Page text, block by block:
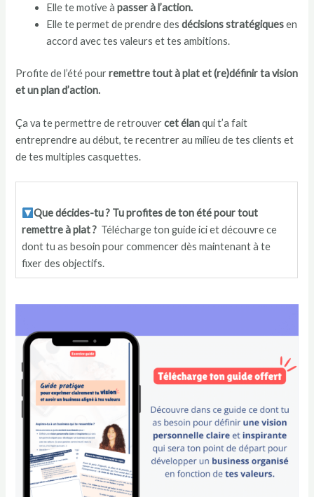
Elle te motive àpasser à l’action.
Elle te permet de prendre desdécisions stratégiquesen
accord avec tes valeurs et tes ambitions.
Profite de l’été pourremettre tout à plat et (re)définir ta vision
et un plan d’action.
Ça va te permettre de retrouvercet élanqui t’a fait
entreprendre au début, te recentrer au milieu de tes clients et
de tes multiples casquettes.
Que décides-tu ? Tu profites de ton été pour tout
remettre à plat ? Télécharge ton guide ici et découvre ce
dont tu as besoin pour commencer dès maintenant à te
fixer des objectifs.